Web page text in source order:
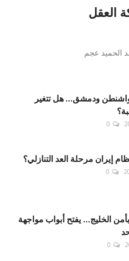
العقل
الحميد عجم
واشنطن ودمشق... هل تتغير
0
إيران مرحلة العد التنازلي؟
0
الخليج... يفتح أبواب مواجهة
0